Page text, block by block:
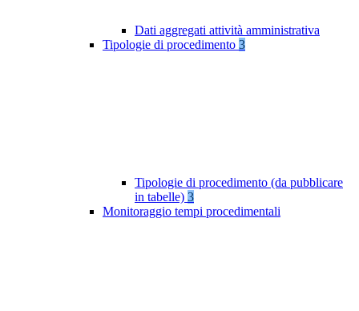
Dati aggregati attività amministrativa
Tipologie di procedimento 3
Tipologie di procedimento (da pubblicare
in tabelle) 3
Monitoraggio tempi procedimentali